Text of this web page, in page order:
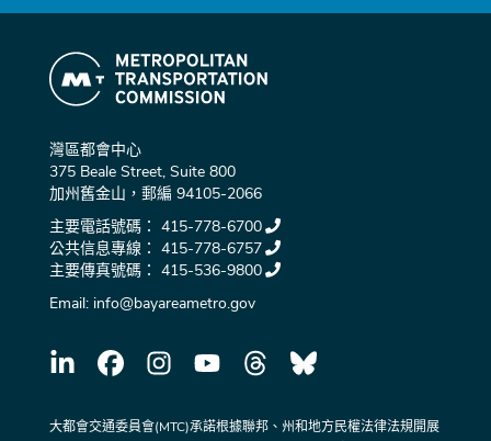
灣區都會中心
375 Beale Street, Suite 800
加州舊金山，郵編 94105-2066
主要電話號碼： 415-778-6700
公共信息專線： 415-778-6757
主要傳真號碼： 415-536-9800
Email: info@bayareametro.gov
大都會交通委員會(MTC)承諾根據聯邦、州和地方民權法律法規開展